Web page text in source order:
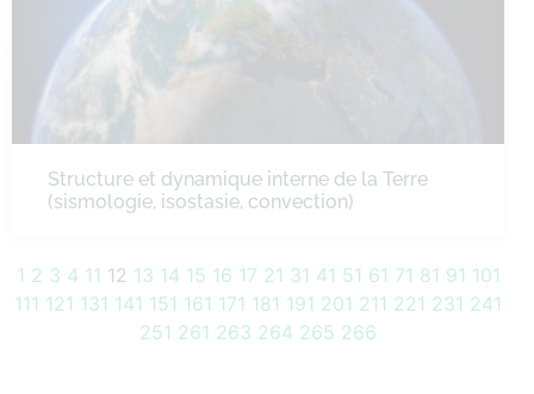
Structure et dynamique interne de la Terre
(sismologie, isostasie, convection)
1 2 3 4 11 12 13 14 15 16 17 21 31 41 51 61 71 81 91 101
111 121 131 141 151 161 171 181 191 201 211 221 231 241
251 261 263 264 265 266